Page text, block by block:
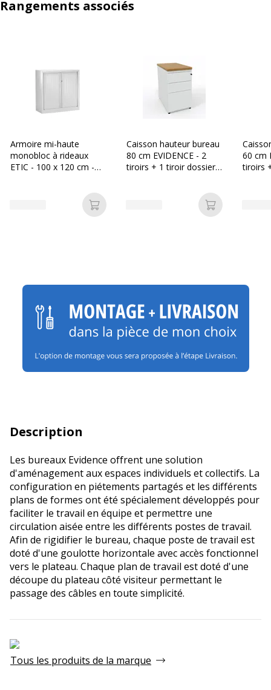
Rangements associés
Armoire mi-haute
monobloc à rideaux
ETIC - 100 x 120 cm -
Ajouter au panier
Caisson hauteur bureau
80 cm EVIDENCE - 2
tiroirs + 1 tiroir dossiers
Ajouter au
60 cm
tiroirs
Description
Les bureaux Evidence offrent une solution
d'aménagement aux espaces individuels et collectifs. La
configuration en piétements partagés et les différents
plans de formes ont été spécialement développés pour
faciliter le travail en équipe et permettre une
circulation aisée entre les différents postes de travail.
Afin de rigidifier le bureau, chaque poste de travail est
doté d'une goulotte horizontale avec accès fonctionnel
vers le plateau. Chaque plan de travail est doté d'une
découpe du plateau côté visiteur permettant le
passage des câbles en toute simplicité.
Tous les produits de la marque